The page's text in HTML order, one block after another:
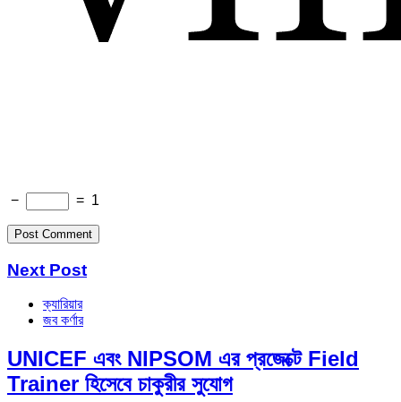
− = 1
Next Post
ক্যারিয়ার
জব কর্ণার
UNICEF এবং NIPSOM এর প্রজেক্টে Field
Trainer হিসেবে চাকুরীর সুযোগ